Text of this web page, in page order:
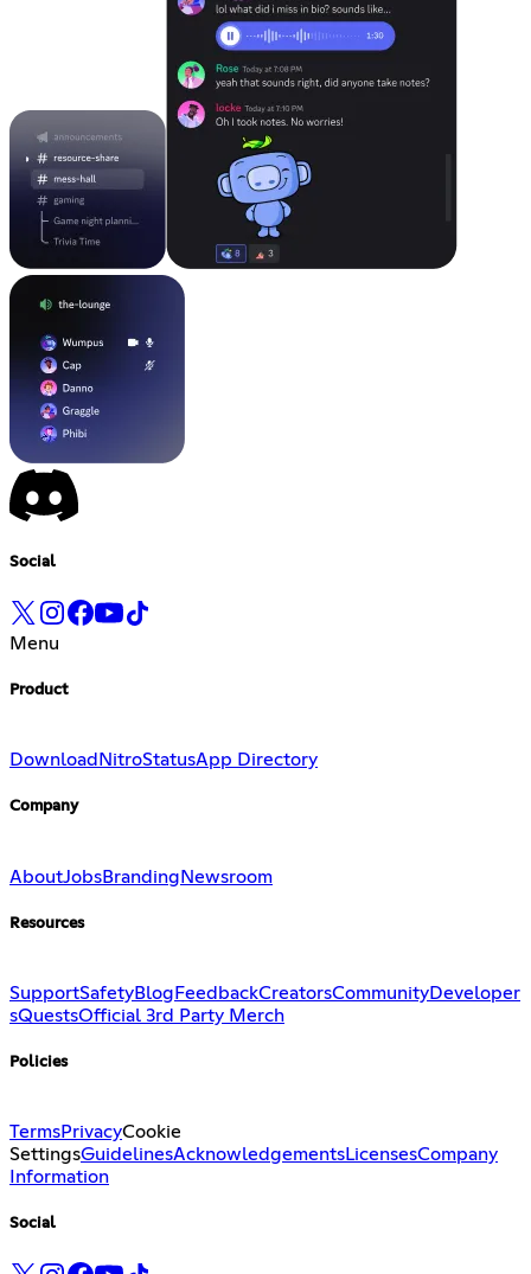
Social
Menu
Product
Download NitroStatusApp Directory
Company
AboutJobsBrandingNewsroom
Resources
SupportSafetyBlog FeedbackCreatorsCommunityDeveloper
sQuestsOfficial 3rd Party Merch
Policies
TermsPrivacyCookie
SettingsGuidelinesAcknowledgementsLicensesCompany
Information
Social